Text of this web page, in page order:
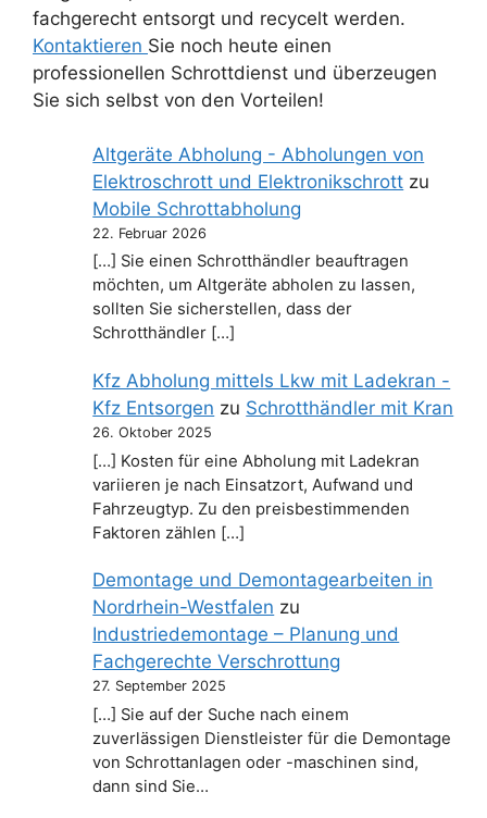
fachgerecht entsorgt und recycelt werden.
Kontaktieren Sie noch heute einen
professionellen Schrottdienst und überzeugen
Sie sich selbst von den Vorteilen!
Altgeräte Abholung - Abholungen von
Elektroschrott und Elektronikschrott zu
Mobile Schrottabholung
22. Februar 2026
[…] Sie einen Schrotthändler beauftragen
möchten, um Altgeräte abholen zu lassen,
sollten Sie sicherstellen, dass der
Schrotthändler […]
Kfz Abholung mittels Lkw mit Ladekran -
Kfz Entsorgen zu Schrotthändler mit Kran
26. Oktober 2025
[…] Kosten für eine Abholung mit Ladekran
variieren je nach Einsatzort, Aufwand und
Fahrzeugtyp. Zu den preisbestimmenden
Faktoren zählen […]
Demontage und Demontagearbeiten in
Nordrhein-Westfalen zu
Industriedemontage – Planung und
Fachgerechte Verschrottung
27. September 2025
[…] Sie auf der Suche nach einem
zuverlässigen Dienstleister für die Demontage
von Schrottanlagen oder -maschinen sind,
dann sind Sie…